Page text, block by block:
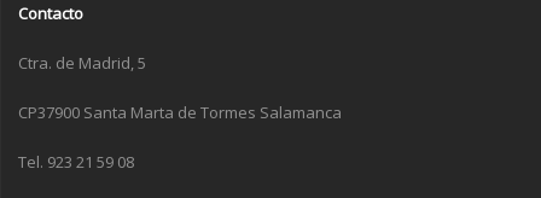
Contacto
Ctra. de Madrid, 5
CP37900 Santa Marta de Tormes Salamanca
Tel. 923 21 59 08